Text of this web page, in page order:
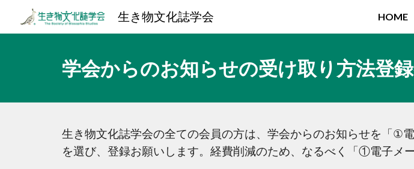
生き物文化誌学会 HOME
学会からのお知らせの受け取り 方法登
生き物文化誌学会の全ての会員の方は、学会からのお知らせを「①
を選び、 登録お願いします。経費削減のため、なるべく「①電子メ